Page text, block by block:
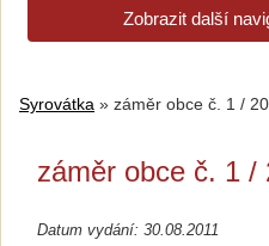
Zobrazit další
Syrovátka » záměr obce č. 1 /
záměr obce č. 1 /
Datum vydání: 30.08.2011